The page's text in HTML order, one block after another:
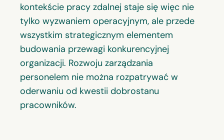
kontekście pracy zdalnej staje się więc nie
tylko wyzwaniem operacyjnym, ale przede
wszystkim strategicznym elementem
budowania przewagi konkurencyjnej
organizacji. Rozwoju zarządzania
personelem nie można rozpatrywać w
oderwaniu od kwestii dobrostanu
pracowników.